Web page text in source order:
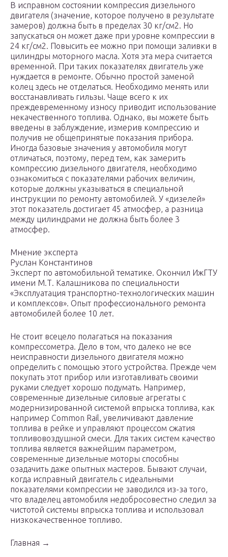
В исправном состоянии компрессия дизельного
двигателя (значение, которое получено в результате
замеров) должна быть в пределах 30 кг/см2. Но
запускаться он может даже при уровне компрессии в
24 кг/см2. Повысить ее можно при помощи заливки в
цилиндры моторного масла. Хотя эта мера считается
временной. При таких показателях двигатель уже
нуждается в ремонте. Обычно простой заменой
колец здесь не отделаться. Необходимо менять или
восстанавливать гильзы. Чаще всего к их
преждевременному износу приводит использование
некачественного топлива. Однако, вы можете быть
введены в заблуждение, измерив компрессию и
получив не общепринятые показания прибора.
Иногда базовые значения у автомобиля могут
отличаться, поэтому, перед тем, как замерить
компрессию дизельного двигателя, необходимо
ознакомиться с показателями рабочих величин,
которые должны указываться в специальной
инструкции по ремонту автомобилей. У «дизелей»
этот показатель достигает 45 атмосфер, а разница
между цилиндрами не должна быть более 3
атмосфер.
Мнение эксперта
Руслан Константинов
Эксперт по автомобильной тематике. Окончил ИжГТУ
имени М.Т. Калашникова по специальности
«Эксплуатация транспортно-технологических машин
и комплексов». Опыт профессионального ремонта
автомобилей более 10 лет.
Не стоит всецело полагаться на показания
компрессометра. Дело в том, что далеко не все
неисправности дизельного двигателя можно
определить с помощью этого устройства. Прежде чем
покупать этот прибор или изготавливать своими
руками следует хорошо подумать. Например,
современные дизельные силовые агрегаты с
модернизированной системой впрыска топлива, как
например Common Rail, увеличивают давление
топлива в рейке и управляют процессом сжатия
топливовоздушной смеси. Для таких систем качество
топлива является важнейшим параметром,
современные дизельные моторы способны
озадачить даже опытных мастеров. Бывают случаи,
когда исправный двигатель с идеальными
показателями компрессии не заводился из-за того,
что владелец автомобиля недобросовестно следил за
чистотой системы впрыска топлива и использовал
низкокачественное топливо.
Главная →